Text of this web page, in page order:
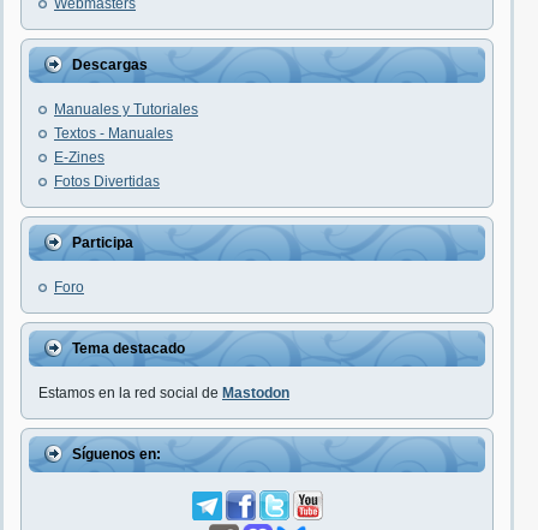
Webmasters
Descargas
Manuales y Tutoriales
Textos - Manuales
E-Zines
Fotos Divertidas
Participa
Foro
Tema destacado
Estamos en la red social de Mastodon
Síguenos en: